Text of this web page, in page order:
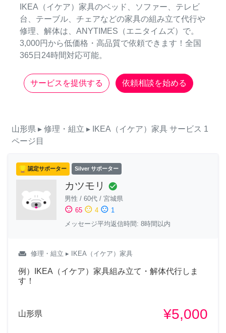
IKEA（イケア）家具のベッド、ソファー、テレビ
台、テーブル、チェアなどの家具の組み立て代行や
修理、解体は、ANYTIMES（エニタイムズ）で。
3,000円から低価格・高品質で依頼できます！全国
365日24時間対応可能。
サービスを提供する 依頼相談を始める
山形県 ▸ 修理・組立 ▸ IKEA（イケア）家具 サービス 1
ページ目
認定サポーター Silver サポーター
カツモリ check_circle
男性 / 60代 / 宮城県
sentiment_satisfied 65 sentiment_neutral 4 sentiment_dissatisfied 1
メッセージ平均返信時間: 8時間以内
weekend 修理・組立 ▸ IKEA（イケア）家具
例）IKEA（イケア）家具組み立て・解体代行しま
す！
山形県 ¥5,000